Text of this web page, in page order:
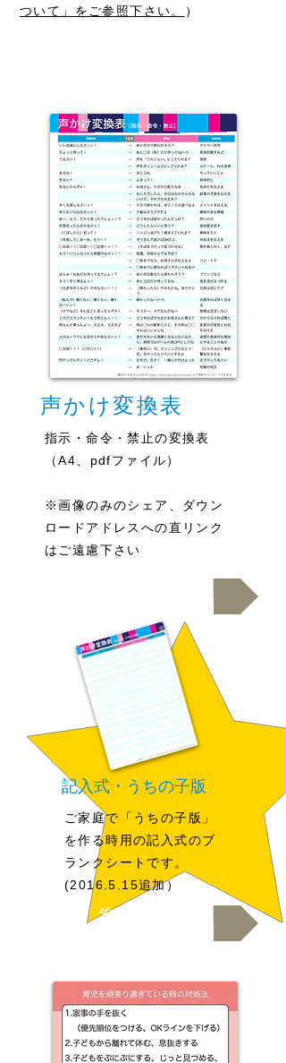
ついて」をご参照下さい。
）
声かけ変換表
指示・命令・禁止の変換表
（A4、pdfファイル）
※画像のみのシェア、ダウン
ロードアドレスへの直リンク
はご遠慮下さい
追加！
記入式・うちの子版
ご家庭で「うちの子版」
を作る時用の記入式のブ
ランクシートです。
(2016.5.15追加）
ダウンロード.pdf